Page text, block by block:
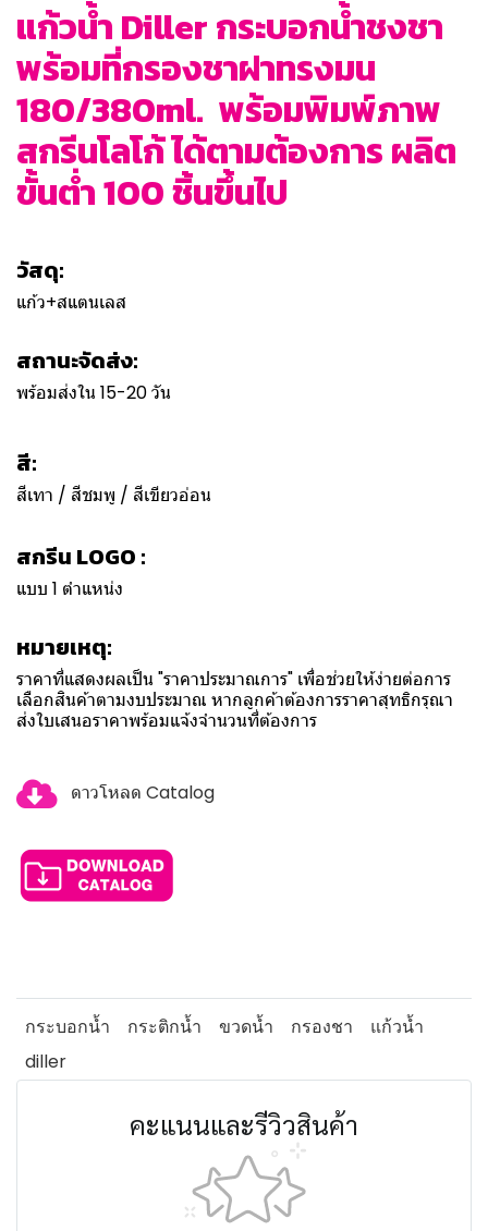
แก้วน้ำ Diller กระบอกน้ำชงชา
พร้อมที่กรองชาฝาทรงมน
180/380ml. พร้อมพิมพ์ภาพ
สกรีนโลโก้ ได้ตามต้องการ ผลิต
ขั้นต่ำ 100 ชิ้นขึ้นไป
วัสดุ:
แก้ว+สแตนเลส
สถานะจัดส่ง:
พร้อมส่งใน 15-20 วัน
สี:
สีเทา / สีชมพู / สีเขียวอ่อน
สกรีน LOGO :
แบบ 1 ตำแหน่ง
หมายเหตุ:
ราคาที่แสดงผลเป็น "ราคาประมาณการ" เพื่อช่วยให้ง่ายต่อการ
เลือกสินค้าตามงบประมาณ หากลูกค้าต้องการราคาสุทธิกรุณา
ส่งใบเสนอราคาพร้อมแจ้งจำนวนที่ต้องการ
ดาวโหลด Catalog
กระบอกน้ำ กระติกน้ำ ขวดน้ำ กรองชา
แก้วน้ำ
diller
คะแนนและรีวิวสินค้า